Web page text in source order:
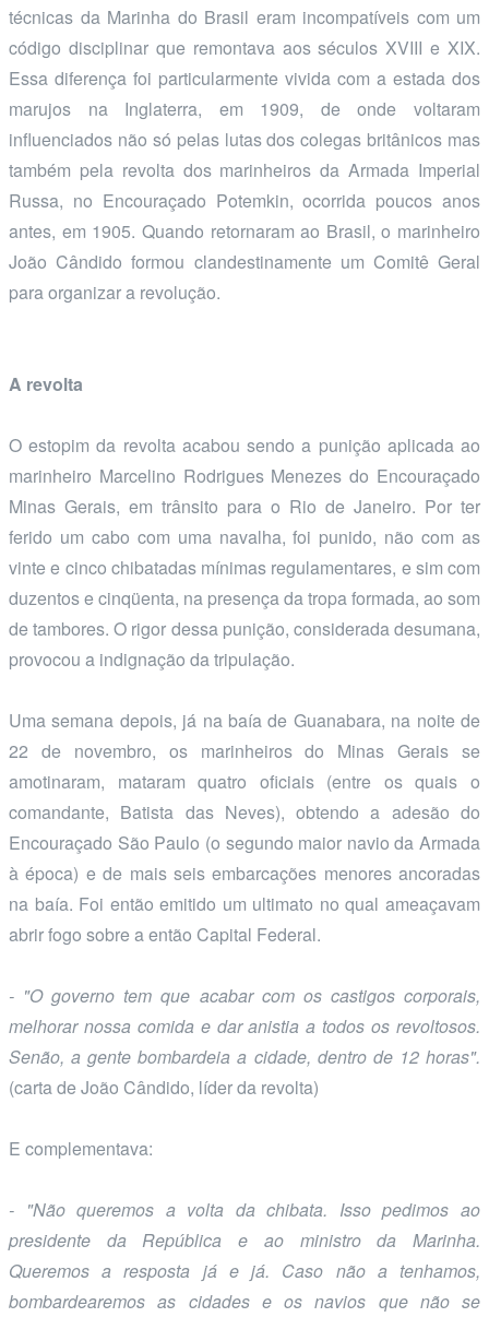
técnicas da Marinha do Brasil eram incompatíveis com um
código disciplinar que remontava aos séculos XVIII e XIX.
Essa diferença foi particularmente vivida com a estada dos
marujos na Inglaterra, em 1909, de onde voltaram
influenciados não só pelas lutas dos colegas britânicos mas
também pela revolta dos marinheiros da Armada Imperial
Russa, no Encouraçado Potemkin, ocorrida poucos anos
antes, em 1905. Quando retornaram ao Brasil, o marinheiro
João Cândido formou clandestinamente um Comitê Geral
para organizar a revolução.
A revolta
O estopim da revolta acabou sendo a punição aplicada ao
marinheiro Marcelino Rodrigues Menezes do Encouraçado
Minas Gerais, em trânsito para o Rio de Janeiro. Por ter
ferido um cabo com uma navalha, foi punido, não com as
vinte e cinco chibatadas mínimas regulamentares, e sim com
duzentos e cinqüenta, na presença da tropa formada, ao som
de tambores. O rigor dessa punição, considerada desumana,
provocou a indignação da tripulação.
Uma semana depois, já na baía de Guanabara, na noite de
22 de novembro, os marinheiros do Minas Gerais se
amotinaram, mataram quatro oficiais (entre os quais o
comandante, Batista das Neves), obtendo a adesão do
Encouraçado São Paulo (o segundo maior navio da Armada
à época) e de mais seis embarcações menores ancoradas
na baía. Foi então emitido um ultimato no qual ameaçavam
abrir fogo sobre a então Capital Federal.
- "O governo tem que acabar com os castigos corporais,
melhorar nossa comida e dar anistia a todos os revoltosos.
Senão, a gente bombardeia a cidade, dentro de 12 horas".
(carta de João Cândido, líder da revolta)
E complementava:
- "Não queremos a volta da chibata. Isso pedimos ao
presidente da República e ao ministro da Marinha.
Queremos a resposta já e já. Caso não a tenhamos,
bombardearemos as cidades e os navios que não se